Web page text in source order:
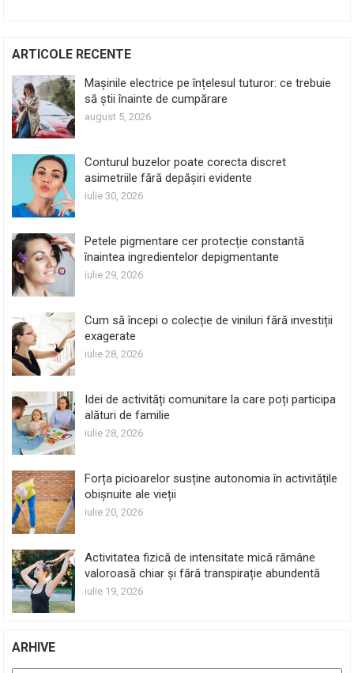
ARTICOLE RECENTE
Mașinile electrice pe înțelesul tuturor: ce trebuie
să știi înainte de cumpărare
august 5, 2026
Conturul buzelor poate corecta discret
asimetriile fără depășiri evidente
iulie 30, 2026
Petele pigmentare cer protecție constantă
înaintea ingredientelor depigmentante
iulie 29, 2026
Cum să începi o colecție de viniluri fără investiții
exagerate
iulie 28, 2026
Idei de activități comunitare la care poți participa
alături de familie
iulie 28, 2026
Forța picioarelor susține autonomia în activitățile
obișnuite ale vieții
iulie 20, 2026
Activitatea fizică de intensitate mică rămâne
valoroasă chiar și fără transpirație abundentă
iulie 19, 2026
ARHIVE